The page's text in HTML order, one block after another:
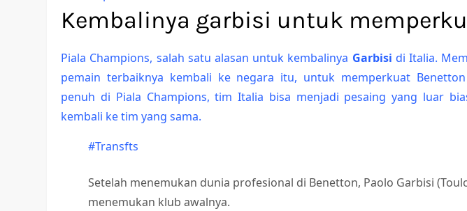
Kembalinya garbisi untuk
Piala Champions, salah satu alasan untuk kembalinya Garbisi di Italia.
pemain terbaiknya kembali ke negara itu, untuk memperkuat
penuh di Piala Champions, tim Italia bisa menjadi pesaing yang luar
kembali ke tim yang sama.
#Transfts
Setelah menemukan dunia profesional di Benetton, Paolo Garbisi
menemukan klub awalnya.